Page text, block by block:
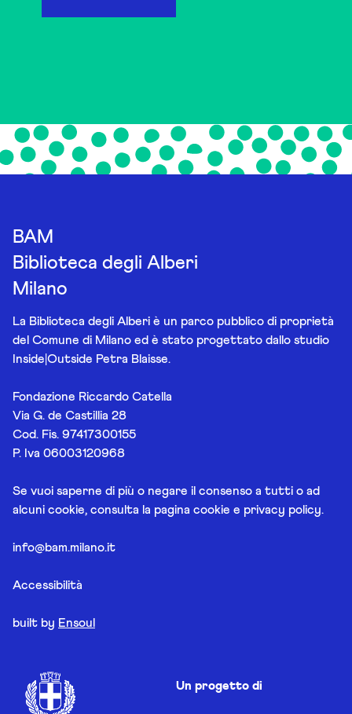
BAM
Biblioteca degli Alberi
Milano
La Biblioteca degli Alberi è un parco pubblico di proprietà
del Comune di Milano ed è stato progettato dallo studio
Inside|Outside Petra Blaisse.
Fondazione Riccardo Catella
Via G. de Castillia 28
Cod. Fis. 97417300155
P. Iva 06003120968
Se vuoi saperne di più o negare il consenso a tutti o ad
alcuni cookie, consulta la pagina cookie e privacy policy.
info@bam.milano.it
Accessibilità
built by Ensoul
Un progetto di